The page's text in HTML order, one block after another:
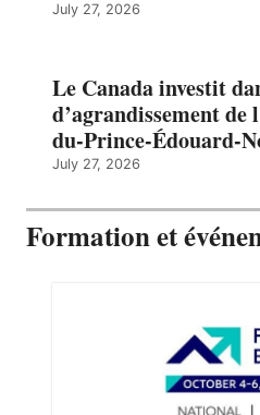
July 27, 2026
Le Canada investit
d’agrandissement
du-Prince-Édouard-
July 27, 2026
Formation et